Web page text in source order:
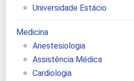
Universidade Estácio
Medicina
Anestesiologia
Assistência Médica
Cardiologia